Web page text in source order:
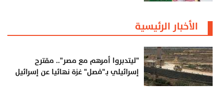
الأخبار الرئيسية
"ليتدبروا أمرهم مع مصر".. مقترح
إسرائيلي بـ"فصل" غزة نهائيا عن إسرائيل